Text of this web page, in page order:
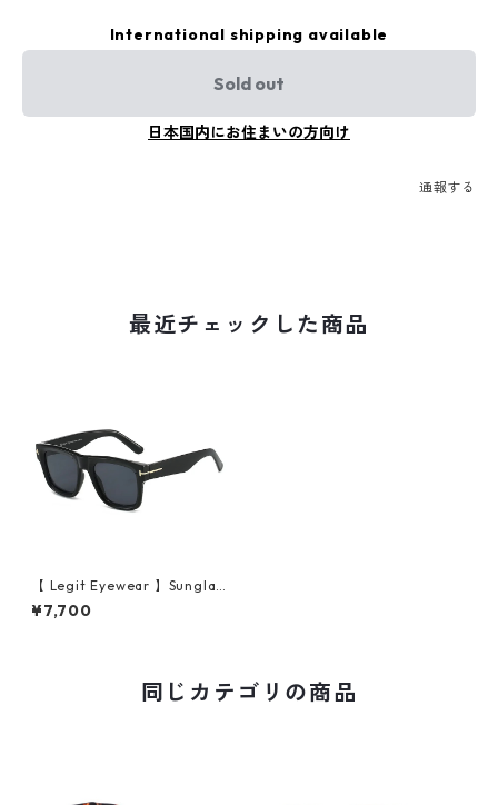
International shipping available
Sold out
日本国内にお住まいの方向け
通報する
最近チェックした商品
【 Legit Eyewear 】Sunglas
ses Gosuzaku (Black/Grey)
¥7,700
同じカテゴリの商品